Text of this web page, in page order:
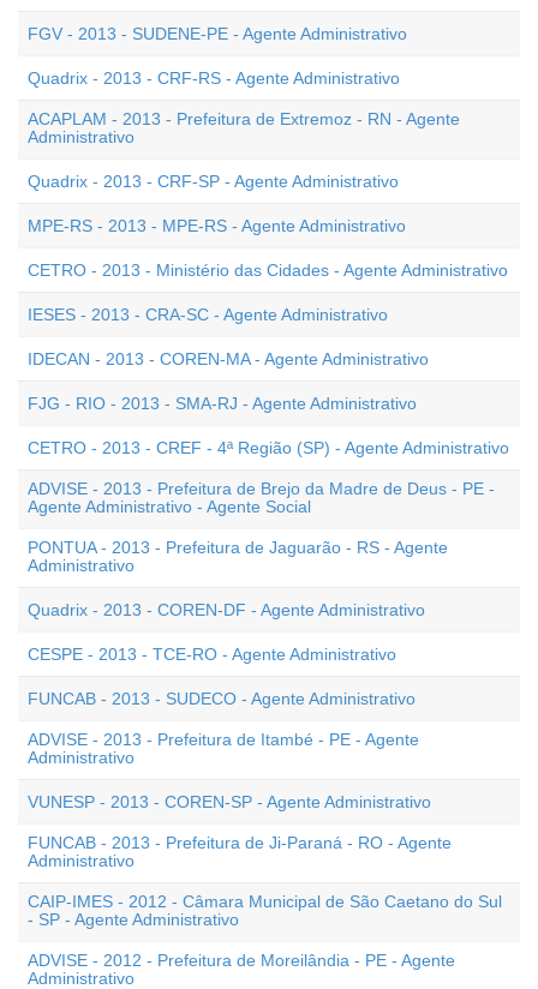
FGV - 2013 - SUDENE-PE - Agente Administrativo
Quadrix - 2013 - CRF-RS - Agente Administrativo
ACAPLAM - 2013 - Prefeitura de Extremoz - RN - Agente
Administrativo
Quadrix - 2013 - CRF-SP - Agente Administrativo
MPE-RS - 2013 - MPE-RS - Agente Administrativo
CETRO - 2013 - Ministério das Cidades - Agente Administrativo
IESES - 2013 - CRA-SC - Agente Administrativo
IDECAN - 2013 - COREN-MA - Agente Administrativo
FJG - RIO - 2013 - SMA-RJ - Agente Administrativo
CETRO - 2013 - CREF - 4ª Região (SP) - Agente Administrativo
ADVISE - 2013 - Prefeitura de Brejo da Madre de Deus - PE -
Agente Administrativo - Agente Social
PONTUA - 2013 - Prefeitura de Jaguarão - RS - Agente
Administrativo
Quadrix - 2013 - COREN-DF - Agente Administrativo
CESPE - 2013 - TCE-RO - Agente Administrativo
FUNCAB - 2013 - SUDECO - Agente Administrativo
ADVISE - 2013 - Prefeitura de Itambé - PE - Agente
Administrativo
VUNESP - 2013 - COREN-SP - Agente Administrativo
FUNCAB - 2013 - Prefeitura de Ji-Paraná - RO - Agente
Administrativo
CAIP-IMES - 2012 - Câmara Municipal de São Caetano do Sul
- SP - Agente Administrativo
ADVISE - 2012 - Prefeitura de Moreilândia - PE - Agente
Administrativo